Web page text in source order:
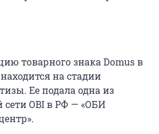
товарного знака Domus в
на стадии
Ее подала одна из
OBI в РФ — «ОБИ